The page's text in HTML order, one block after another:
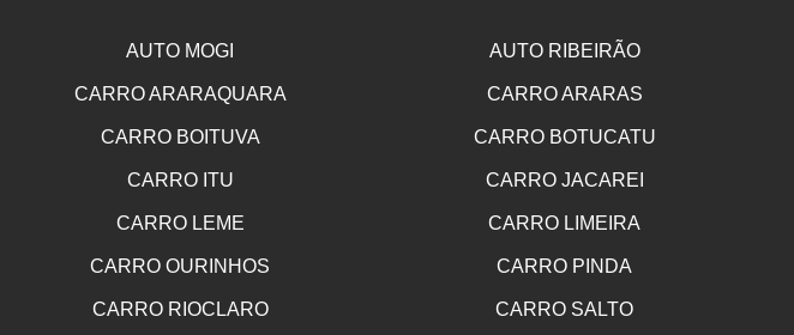
AUTO MOGI AUTO RIBEIRÃO
CARRO ARARAQUARA CARRO ARARAS
CARRO BOITUVA CARRO BOTUCATU
CARRO ITU CARRO JACAREI
CARRO LEME CARRO LIMEIRA
CARRO OURINHOS CARRO PINDA
CARRO RIOCLARO CARRO SALTO